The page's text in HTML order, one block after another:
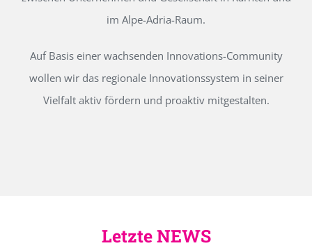
im Alpe-Adria-Raum.
Auf Basis einer wachsenden Innovations-Community
wollen wir das regionale Innovationssystem in seiner
Vielfalt aktiv fördern und proaktiv mitgestalten.
Letzte NEWS